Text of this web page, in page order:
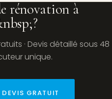
rénovation à
· Devis détaillé sous 48
unique.
GRATUIT